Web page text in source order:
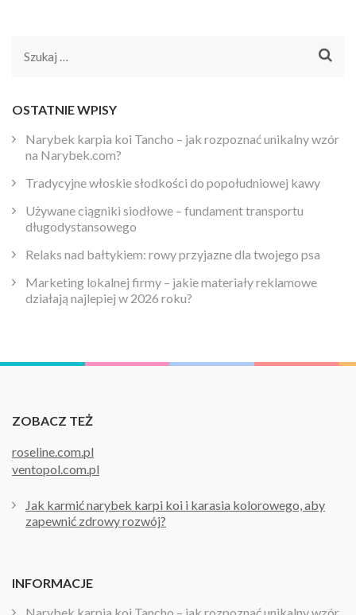
Szukaj:
OSTATNIE WPISY
Narybek karpia koi Tancho – jak rozpoznać unikalny wzór
na Narybek.com?
Tradycyjne włoskie słodkości do popołudniowej kawy
Używane ciągniki siodłowe – fundament transportu
długodystansowego
Relaks nad bałtykiem: rowy przyjazne dla twojego psa
Marketing lokalnej firmy – jakie materiały reklamowe
działają najlepiej w 2026 roku?
ZOBACZ TEŻ
roseline.com.pl
ventopol.com.pl
Jak karmić narybek karpi koi i karasia kolorowego, aby
zapewnić zdrowy rozwój?
INFORMACJE